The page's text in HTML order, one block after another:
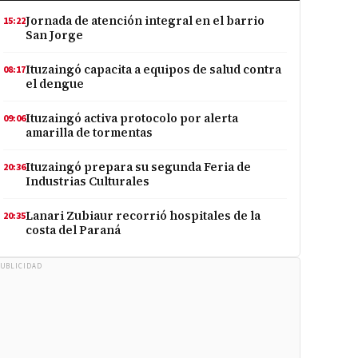
15:22Jornada de atención integral en el barrio
San Jorge
08:17Ituzaingó capacita a equipos de salud contra
el dengue
09:06Ituzaingó activa protocolo por alerta
amarilla de tormentas
20:36Ituzaingó prepara su segunda Feria de
Industrias Culturales
20:35Lanari Zubiaur recorrió hospitales de la
costa del Paraná